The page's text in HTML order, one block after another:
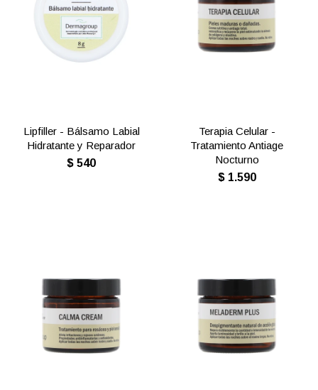
Lipfiller - Bálsamo Labial
Hidratante y Reparador
$ 540
Terapia Celular -
Tratamiento Antiage
Nocturno
$ 1.590